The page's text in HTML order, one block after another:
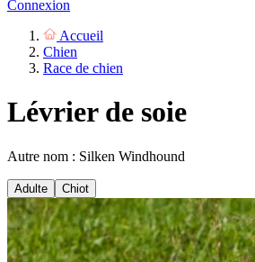
Connexion
Accueil
Chien
Race de chien
Lévrier de soie
Autre nom : Silken Windhound
Adulte Chiot